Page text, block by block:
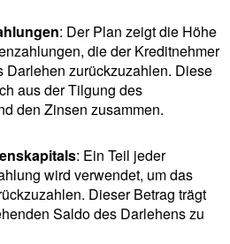
: Der Plan zeigt die Höhe
die der Kreditnehmer
Darlehen zurückzuzahlen. Diese
aus der Tilgung des
den Zinsen zusammen.
: Ein Teil jeder
wird verwendet, um das
Dieser Betrag trägt
Saldo des Darlehens zu